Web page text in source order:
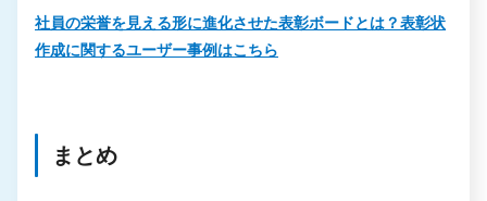
社員の栄誉を見える形に進化させた表彰ボードとは？表彰状
作成に関するユーザー事例はこちら
まとめ